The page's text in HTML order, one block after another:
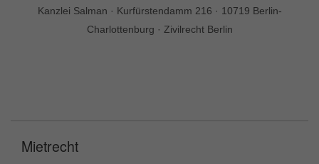
Kanzlei Salman · Kurfürstendamm 216 · 10719 Berlin-
Charlottenburg · Zivilrecht Berlin
Mietrecht